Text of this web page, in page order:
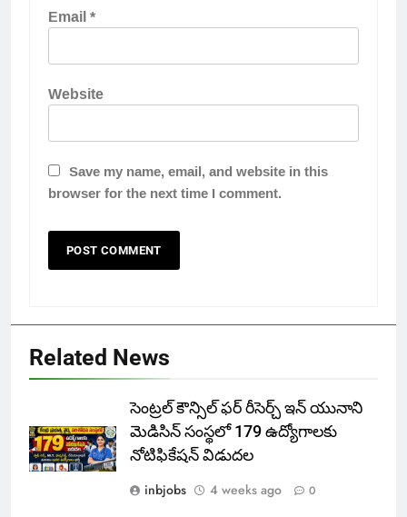
Email*
Website
Save my name, email, and website in this
browser for the next time I comment.
Related News
సెంట్రల్ కౌన్సిల్ ఫర్ రీసెర్చ్ ఇన్ యునాని
మెడిసిన్ సంస్థలో 179 ఉద్యోగాలకు
నోటిఫికేషన్ విడుదల
inbjobs
4 weeks ago 0